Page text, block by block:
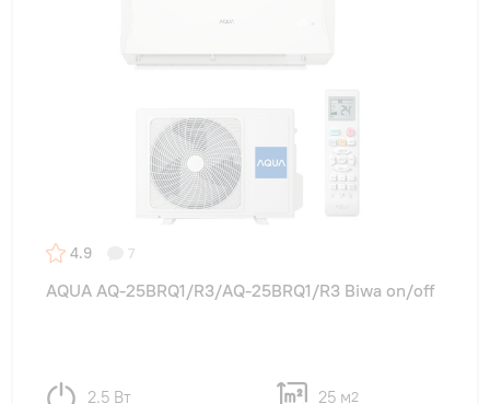
4.9 7
AQUA AQ-25BRQ1/R3/AQ-25BRQ1/R3 Biwa on/off
2.5 Вт 25 м2